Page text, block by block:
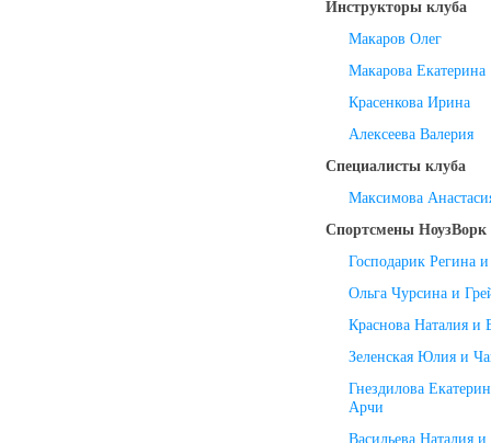
Инструкторы клуба
Макаров Олег
Макарова Екатерина
Красенкова Ирина
Алексеева Валерия
Специалисты клуба
Максимова
Спортсмены НоузВорк
Господарик Регина
Ольга Чурсина и
Краснова Наталия и
Зеленская Юлия и
Гнездилова
Арчи
Васильева Наталия